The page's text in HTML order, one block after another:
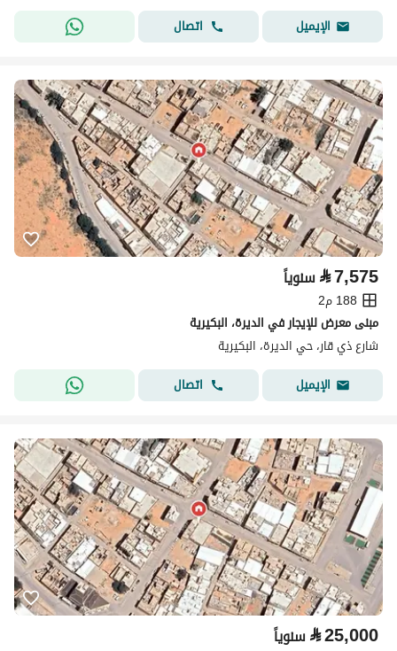
الإيميل
اتصال
⃁7,575 سنوياً
188 م2
مبنى معرض للإيجار في الديرة، البكيرية
شارع ذي قار، حي الديرة، البكيرية
الإيميل
اتصال
⃁25,000 سنوياً